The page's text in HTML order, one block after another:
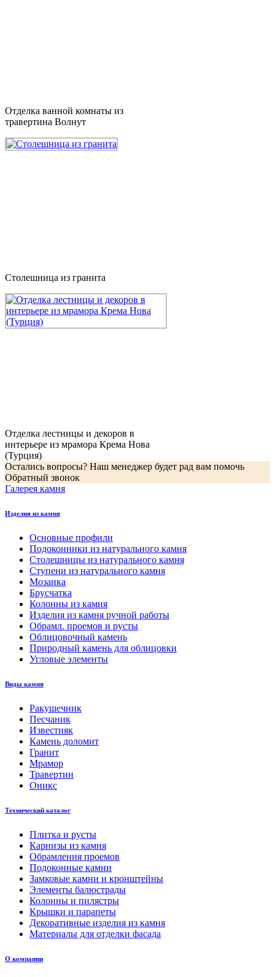
Отделка ванной комнаты из
травертина Волнут
Столешница из гранита
Отделка лестницы и декоров в
интерьере из мрамора Крема Нова
(Турция)
Остались вопросы? Наш менеджер будет рад вам помочь
Обратный звонок
Галерея камня
Изделия из камня
Основные профили
Подоконники из натурального камня
Столешницы из натурального камня
Ступени из натурального камня
Мозаика
Брусчатка
Колонны из камня
Изделия из камня ручной работы
Обрамл. проемов и русты
Облицовочный камень
Природный камень для облицовки
Угловые элементы
Виды камня
Ракушечник
Песчаник
Известняк
Камень доломит
Гранит
Мрамор
Травертин
Оникс
Технический каталог
Плитка и русты
Карнизы из камня
Обрамления проемов
Подоконные камни
Замковые камни и кронштейны
Элементы балюстрады
Колонны и пилястры
Крышки и парапеты
Декоративные изделия из камня
Материалы для отделки фасада
О компании